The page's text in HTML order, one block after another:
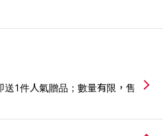
1件人氣贈品；數量有限，售